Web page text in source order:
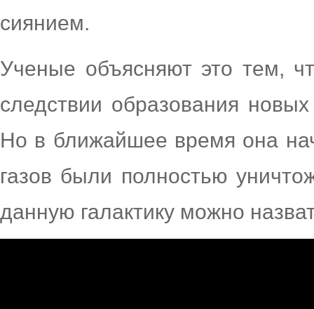
сиянием.
Ученые объясняют это тем,
следствии образования
Но в ближайшее время она
газов были полностью
данную галактику можно